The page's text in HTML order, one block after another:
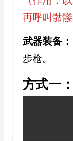
再呼叫骷髅
武器装备：
步枪。
方式一